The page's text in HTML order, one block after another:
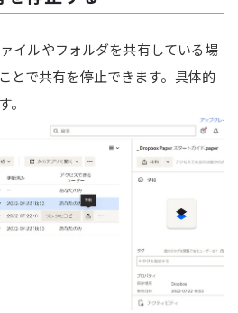
イルやフォルダを共有している場
とで共有を停止できます。具体的
。